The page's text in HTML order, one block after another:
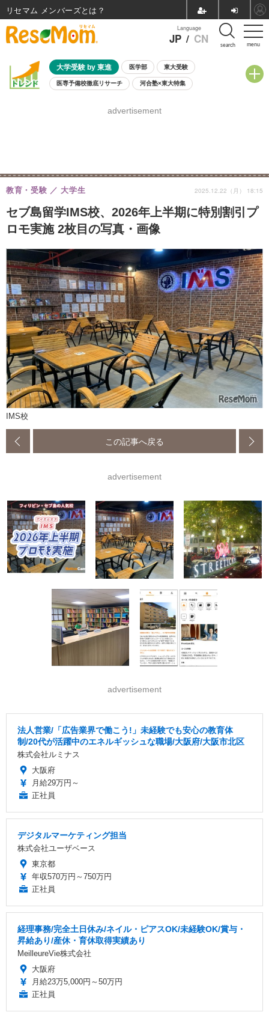
menu
Language
JP / CN search
大学受験 by 東進 医学部 東大受験
医専予備校徹底リサーチ 河合塾×東大特集
8月開催学校説明会・相談会
advertisement
セブ島留学IMS校、2026年上半期に特別割引プ
ロモ実施 2枚目の写真・画像
教育・受験 大学生 2025.12.22（月） 18:15
IMS校
この記事へ戻る
advertisement
advertisement
法人営業/「広告業界で働こう!」未経験でも安心の教育体
制/20代が活躍中のエネルギッシュな職場/大阪府/大阪市北区
株式会社ルミナス
大阪府
月給29万円～
正社員
デジタルマーケティング担当
株式会社ユーザベース
東京都
年収570万円～750万円
正社員
経理事務/完全土日休み/ネイル・ピアスOK/未経験OK/賞与・
昇給あり/産休・育休取得実績あり
MeilleureVie株式会社
大阪府
月給23万5,000円～50万円
正社員
リセマム メンバーズ